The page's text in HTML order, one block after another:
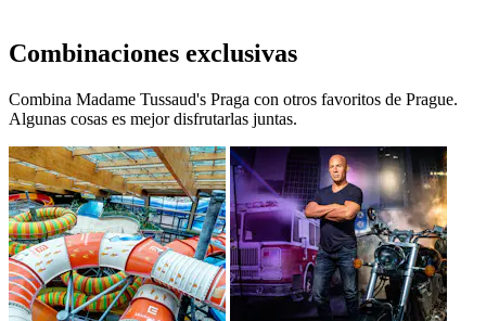
Combinaciones exclusivas
Combina Madame Tussaud's Praga con otros favoritos de Prague.
Algunas cosas es mejor disfrutarlas juntas.